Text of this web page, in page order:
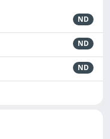
ND
ND
ND